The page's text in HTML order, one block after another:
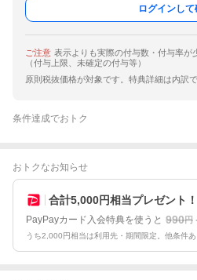
ログインして
ご注意 表示よりも実際の付与数・付与率が
（付与上限、未確定の付与等）
原則税抜価格が対象です。特典詳細は内訳
条件達成でおトク
おトクなお知らせ
合計5,000円相当プレゼント！
PayPayカード入会特典を使うと 990円
うち2,000円相当は利用先・期間限定。他条件あ